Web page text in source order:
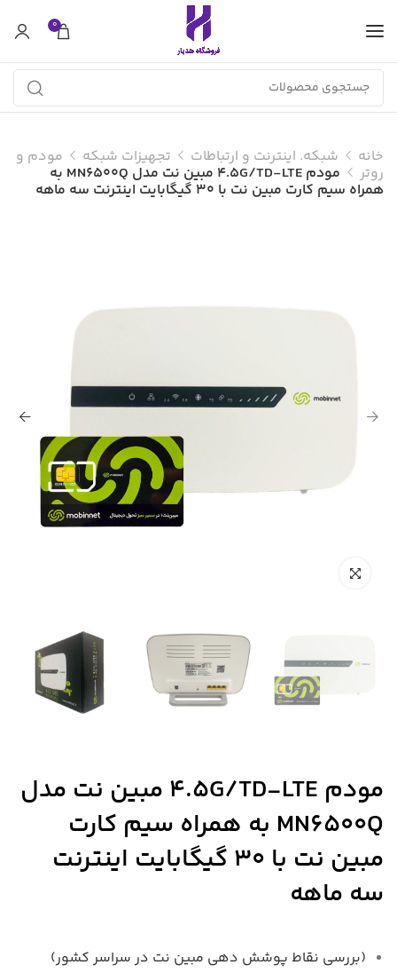
0
خانه شبکه. اینترنت و ارتباطات تجهیزات شبکه مودم و
روتر مودم 4.5G/TD-LTE مبین نت مدل MN6500Q به
همراه سیم کارت مبین نت با 30 گیگابایت اینترنت سه ماهه
مودم 4.5G/TD-LTE مبین نت مدل
MN6500Q به همراه سیم کارت
مبین نت با 30 گیگابایت اینترنت
سه ماهه
(بررسی نقاط پوشش دهی مبین نت در سراسر کشور)